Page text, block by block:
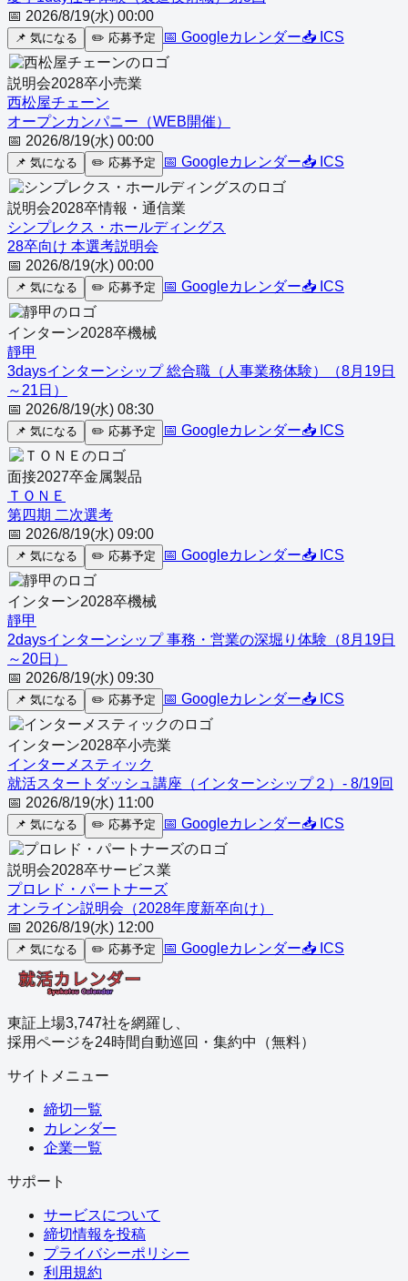
📅 2026/8/19(水) 00:00
📌 気になる ✏️ 応募予定 📅 Googleカレンダー📥 ICS
説明会2028卒小売業
西松屋チェーン
オープンカンパニー（WEB開催）
📅 2026/8/19(水) 00:00
📌 気になる ✏️ 応募予定 📅 Googleカレンダー📥 ICS
説明会2028卒情報・通信業
シンプレクス・ホールディングス
28卒向け 本選考説明会
📅 2026/8/19(水) 00:00
📌 気になる ✏️ 応募予定 📅 Googleカレンダー📥 ICS
インターン2028卒機械
靜甲
3daysインターンシップ 総合職（人事業務体験）（8月19日
～21日）
📅 2026/8/19(水) 08:30
📌 気になる ✏️ 応募予定 📅 Googleカレンダー📥 ICS
面接2027卒金属製品
ＴＯＮＥ
第四期 二次選考
📅 2026/8/19(水) 09:00
📌 気になる ✏️ 応募予定 📅 Googleカレンダー📥 ICS
インターン2028卒機械
靜甲
2daysインターンシップ 事務・営業の深堀り体験（8月19日
～20日）
📅 2026/8/19(水) 09:30
📌 気になる ✏️ 応募予定 📅 Googleカレンダー📥 ICS
インターン2028卒小売業
インターメスティック
就活スタートダッシュ講座（インターンシップ２）- 8/19回
📅 2026/8/19(水) 11:00
📌 気になる ✏️ 応募予定 📅 Googleカレンダー📥 ICS
説明会2028卒サービス業
プロレド・パートナーズ
オンライン説明会（2028年度新卒向け）
📅 2026/8/19(水) 12:00
📌 気になる ✏️ 応募予定 📅 Googleカレンダー📥 ICS
東証上場3,747社を網羅し、
採用ページを24時間自動巡回・集約中（無料）
サイトメニュー
締切一覧
カレンダー
企業一覧
サポート
サービスについて
締切情報を投稿
プライバシーポリシー
利用規約